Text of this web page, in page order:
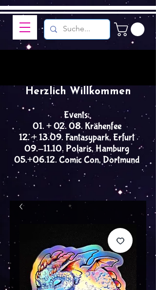
Events:
01. + 02. 08. Krähenfee
12. + 13.09. Fantasypark, Erfurt
09.-11.10. Polaris, Hamburg
05.+06.12. Comic Con, Dortmund
Herzlich Willkommen